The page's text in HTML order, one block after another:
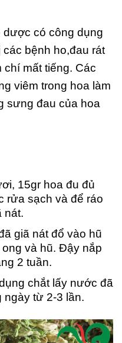
dược có công dụng
bệnh ho,đau rát
chí mất tiếng. Các
viêm trong hoa làm
sưng đau của hoa
15gr hoa đu đủ
rửa sạch và để ráo
nát.
giã nát đổ vào hũ
và hũ. Đậy nắp
2 tuần.
chắt lấy nước đã
ngày từ 2-3 lần.